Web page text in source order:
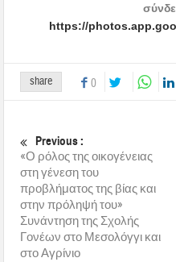
https://
share 0
Previous :
«Ο ρόλος της οικογένειας
στη γένεση του
προβλήματος της βίας και
στην πρόληψή του»
Συνάντηση της Σχολής
Γονέων στο Μεσολόγγι και
στο Αγρίνιο